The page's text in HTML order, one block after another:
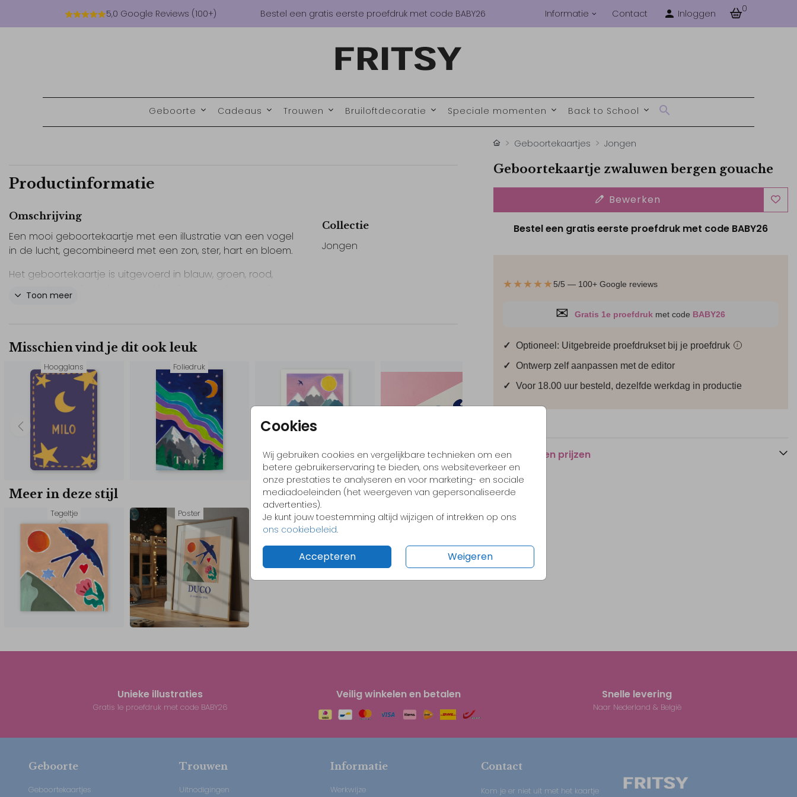
5,0 Google Reviews (100+) Bestel een gratis eerste proefdruk met code BABY26 Informatie Contact Inloggen 0
Geboorte Cadeaus Trouwen Bruiloftdecoratie Speciale momenten Back to School
Cookies
Wij gebruiken cookies en vergelijkbare technieken om een
betere gebruikerservaring te bieden, ons websiteverkeer en
onze prestaties te analyseren en voor marketing- en sociale
mediadoeleinden (het weergeven van gepersonaliseerde
advertenties).
Je kunt jouw toestemming altijd wijzigen of intrekken op ons
ons cookiebeleid.
Accepteren Weigeren
Productinformatie
Omschrijving
Een mooi geboortekaartje met een illustratie van een vogel
in de lucht, gecombineerd met een zon, ster, hart en bloem.
Het geboortekaartje is uitgevoerd in blauw, groen, rood,
het geheel in balans houdt.
de editor. Ook de naam, datum en eventuele extra tekst
kunnen eenvoudig worden gewijzigd zodat het kaartje past
bij jullie wensen.
Bestel eerst een proefdruk om het geboortekaartje in het
echt te bekijken.
// Duco
Ontdek allegeboortekaartjes dieren.
Toon meer
Collectie
Jongen
Misschien vind je dit ook leuk
Hoogglans Foliedruk Hoogglans
Meer in deze stijl
Tegeltje Poster
Geboortekaartjes Jongen
Geboortekaartje zwaluwen bergen gouache
Bewerken
Bestel een gratis eerste proefdruk met code BABY26
★★★★★5/5 — 100+ Google reviews
✉ Gratis 1e proefdruk met code BABY26
✓ Optioneel: Uitgebreide proefdrukset bij je proefdruk i
✓
Ontwerp zelf aanpassen met de editor
✓
Voor 18.00 uur besteld, dezelfde werkdag in productie
Formaten en prijzen
Unieke illustraties
Gratis 1e proefdruk met code BABY26
Veilig winkelen en betalen Snelle levering
Naar Nederland & België
Geboorte
Geboortekaartjes
Trouwen
Uitnodigingen
Informatie
Werkwijze
Contact
Kom je er niet uit met het kaartje